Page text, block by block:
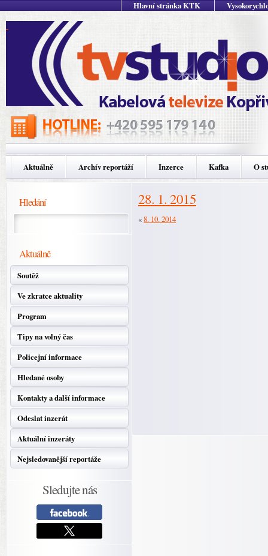
Hlavní stránka KTK
Aktuálně Archív reportáží Inzerce Kafka O
Hledání
Aktuálně
Soutěž
Ve zkratce aktuality
Program
Tipy na volný čas
Policejní informace
Hledané osoby
Kontakty a další informace
Odeslat inzerát
Aktuální inzeráty
Nejsledovanější reportáže
Sledujte nás
28. 1. 2015
«8. 10. 2014